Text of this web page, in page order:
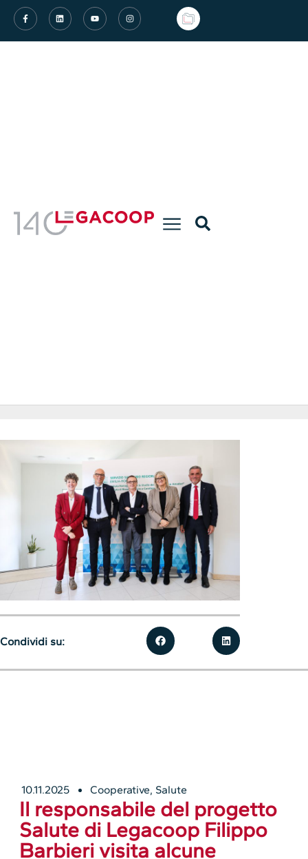
10.11.2025 Cooperative, Salute
Il responsabile del progetto
Salute di Legacoop Filippo
Barbieri visita alcune
Condividi su: